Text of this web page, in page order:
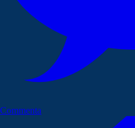
Commenta